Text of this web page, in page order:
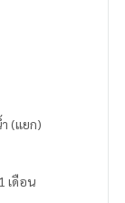
(แยก)
เดือน